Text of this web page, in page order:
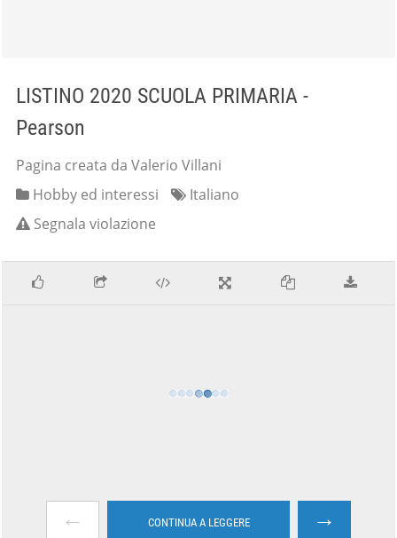
LISTINO 2020 SCUOLA PRIMARIA -
Pearson
Pagina creata da Valerio Villani
Hobby ed interessi
Italiano
Segnala violazione
← CONTINUA A LEGGERE →